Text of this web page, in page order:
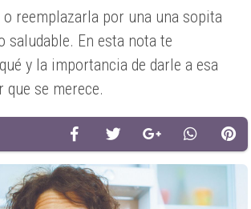
o reemplazarla por una una sopita
saludable. En esta nota te
y la importancia de darle a esa
que se merece.